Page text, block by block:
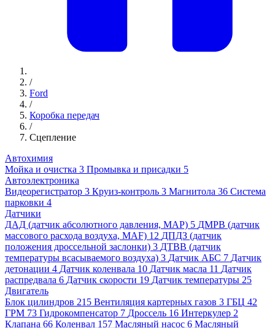
/
Ford
/
Коробка передач
/
Сцепление
Автохимия
Мойка и очистка 3 Промывка и присадки 5
Автоэлектроника
Видеорегистратор 3 Круиз-контроль 3 Магнитола 36 Система
парковки 4
Датчики
ДАД (датчик абсолютного давления, MAP) 5 ДМРВ (датчик
массового расхода воздуха, MAF) 12 ДПДЗ (датчик
положения дроссельной заслонки) 3 ДТВВ (датчик
температуры всасываемого воздуха) 3 Датчик АБС 7 Датчик
детонации 4 Датчик коленвала 10 Датчик масла 11 Датчик
распредвала 6 Датчик скорости 19 Датчик температуры 25
Двигатель
Блок цилиндров 215 Вентиляция картерных газов 3 ГБЦ 42
ГРМ 73 Гидрокомпенсатор 7 Дроссель 16 Интеркулер 2
Клапана 66 Коленвал 157 Масляный насос 6 Масляный